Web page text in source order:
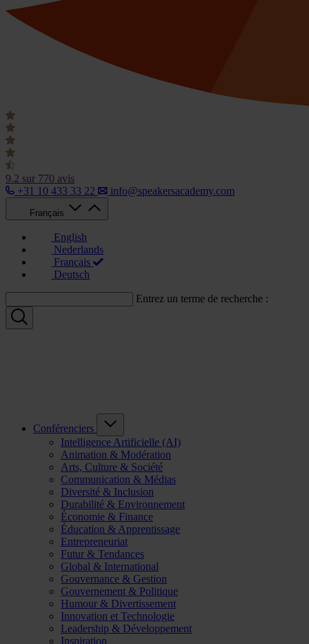
9.2 sur 770 avis
+31 10 433 33 22
info@speakersacademy.com
Français
English
Nederlands
Français
Deutsch
Entrez un terme de recherche :
Conférenciers
Intelligence Artificielle (AI)
Animation & Modération
Arts, Culture & Société
Communication & Médias
Diversité & Inclusion
Durabilité & Environnement
Économie & Finance
Éducation & Apprentissage
Entrepreneuriat
Futur & Tendances
Global & International
Gouvernance & Gestion
Gouvernement & Politique
Humour & Divertissement
Innovation et Technologie
Leadership & Développement
Inspiration